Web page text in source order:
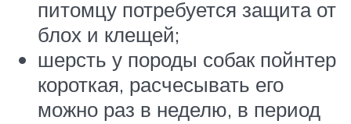
питомцу потребуется защита от
блох и клещей;
шерсть у породы собак пойнтер
короткая, расчесывать его
можно раз в неделю, в период